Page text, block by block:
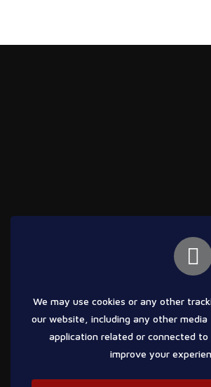
We may use cookies or any other
our website, including any other
application related or connected
improve your